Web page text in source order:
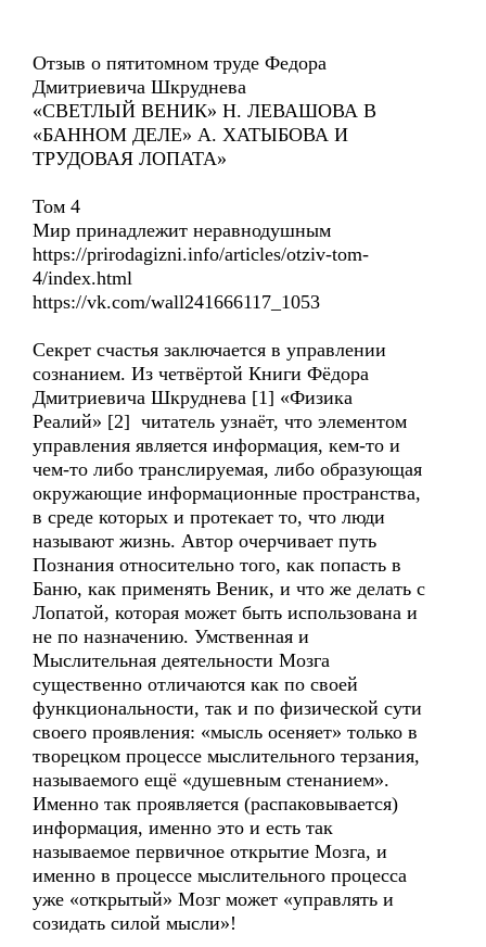
Отзыв о пятитомном труде Федора
Дмитриевича Шкруднева
«СВЕТЛЫЙ ВЕНИК» Н. ЛЕВАШОВА В
«БАННОМ ДЕЛЕ» А. ХАТЫБОВА И
ТРУДОВАЯ ЛОПАТА»
Том 4
Мир принадлежит неравнодушным
https://prirodagizni.info/articles/otziv-tom-
4/index.html
https://vk.com/wall241666117_1053
Секрет счастья заключается в управлении
сознанием. Из четвёртой Книги Фёдора
Дмитриевича Шкруднева [1] «Физика
Реалий» [2] читатель узнаёт, что элементом
управления является информация, кем-то и
чем-то либо транслируемая, либо образующая
окружающие информационные пространства,
в среде которых и протекает то, что люди
называют жизнь. Автор очерчивает путь
Познания относительно того, как попасть в
Баню, как применять Веник, и что же делать с
Лопатой, которая может быть использована и
не по назначению. Умственная и
Мыслительная деятельности Мозга
существенно отличаются как по своей
функциональности, так и по физической сути
своего проявления: «мысль осеняет» только в
творецком процессе мыслительного терзания,
называемого ещё «душевным стенанием».
Именно так проявляется (распаковывается)
информация, именно это и есть так
называемое первичное открытие Мозга, и
именно в процессе мыслительного процесса
уже «открытый» Мозг может «управлять и
созидать силой мысли»!